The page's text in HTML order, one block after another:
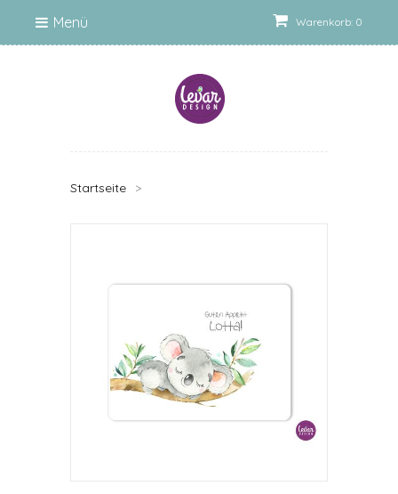
Warenkorb: 0
Menü
Startseite >